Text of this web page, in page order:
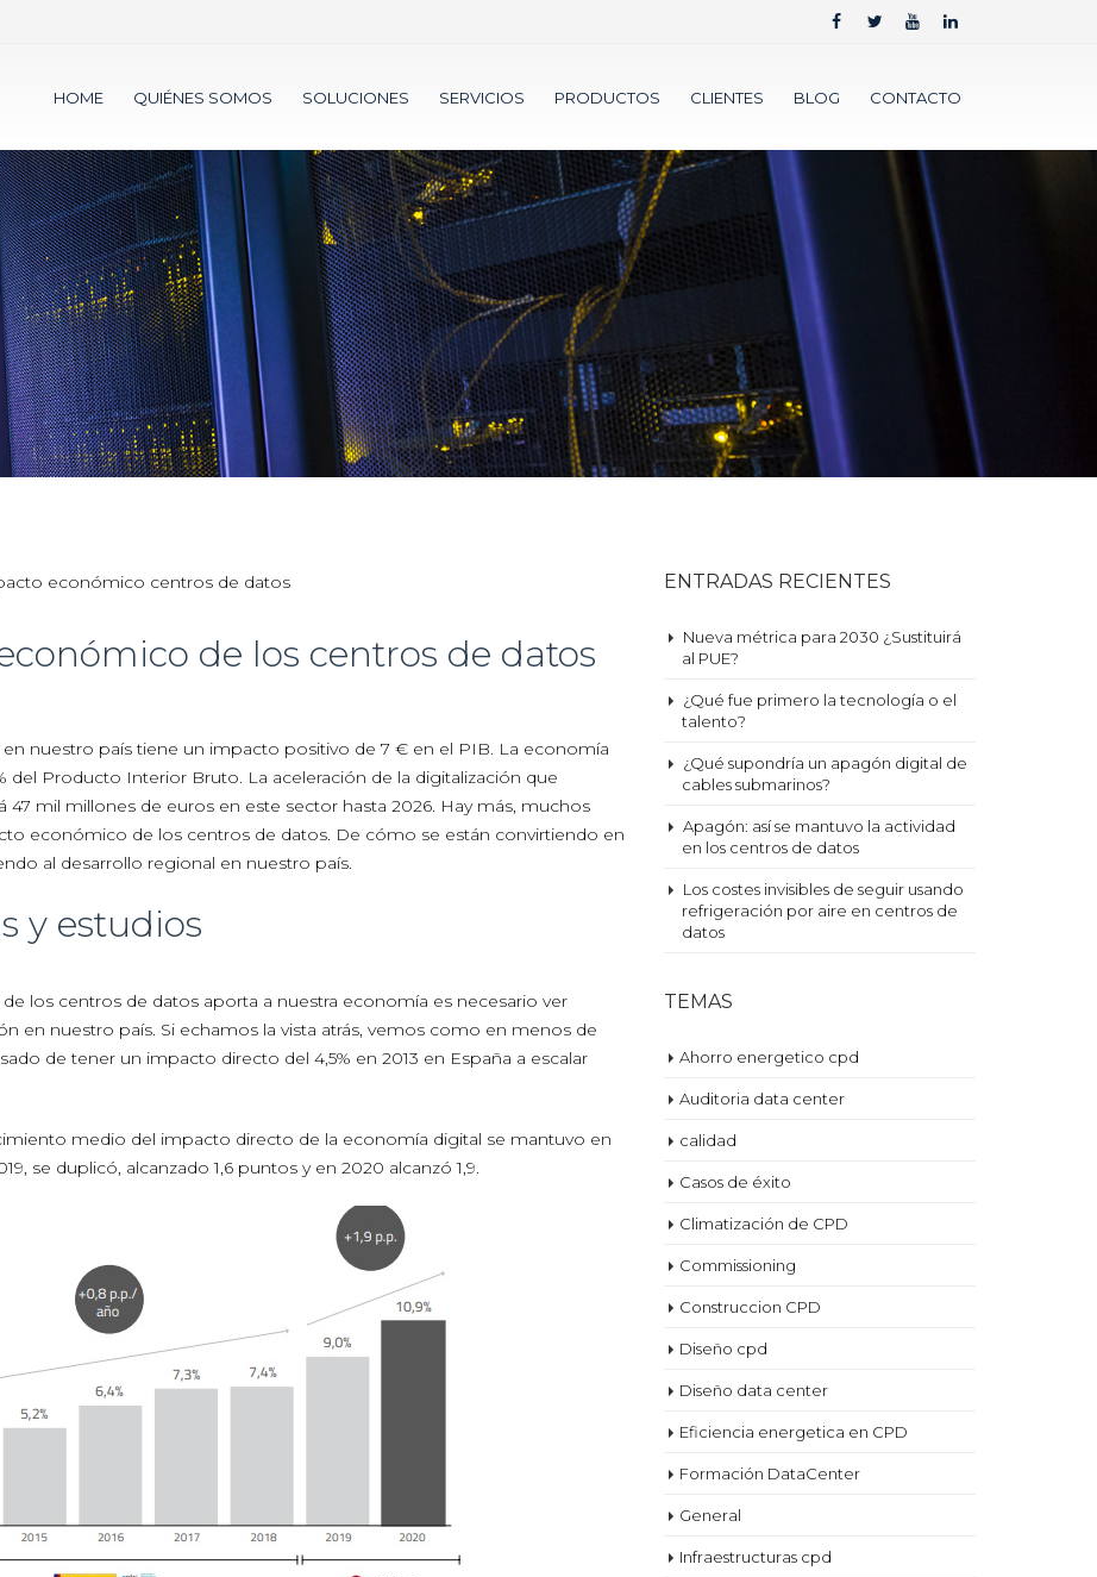
HOME QUIÉNES SOMOS SOLUCIONES SERVICIOS PRODUCTOS CLIENTES BLOG CONTACTO
de los centros de datos
nuestro país tiene un impacto positivo de 7 € en el PIB. La economía
del Producto Interior Bruto. La aceleración de la digitalización que
47 mil millones de euros en este sector hasta 2026. Hay más, muchos
económico de los centros de datos. De cómo se están convirtiendo en
al desarrollo regional en nuestro país.
y estudios
los centros de datos aporta a nuestra economía es necesario ver
en nuestro país. Si echamos la vista atrás, vemos como en menos de
de tener un impacto directo del 4,5% en 2013 en España a escalar
medio del impacto directo de la economía digital se mantuvo en
se duplicó, alcanzado 1,6 puntos y en 2020 alcanzó 1,9.
ENTRADAS RECIENTES
Nueva métrica para 2030 ¿Sustituirá
al PUE?
¿Qué fue primero la tecnología o el
talento?
¿Qué supondría un apagón digital de
cables submarinos?
Apagón: así se mantuvo la actividad
en los centros de datos
Los costes invisibles de seguir usando
refrigeración por aire en centros de
datos
TEMAS
Ahorro energetico cpd
Auditoria data center
calidad
Casos de éxito
Climatización de CPD
Commissioning
Construccion CPD
Diseño cpd
Diseño data center
Eficiencia energetica en CPD
Formación DataCenter
General
Infraestructuras cpd